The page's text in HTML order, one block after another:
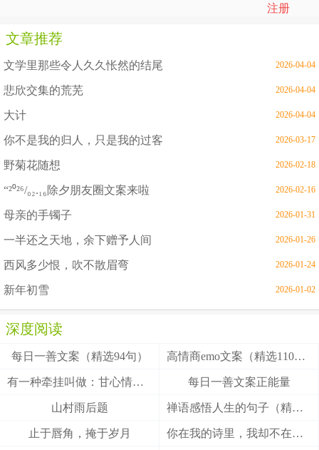
注册
文章推荐
文学里那些令人久久怅然的结尾 2026-04-04
悲欣交集的荒芜 2026-04-04
大计 2026-04-04
你不是我的归人，只是我的过客 2026-03-17
野菊花随想 2026-02-18
“²⁰²⁶/₀₂.₁₆除夕朋友圈文案来啦 2026-02-16
母亲的手镯子 2026-01-31
一半还之天地，余下赠予人间 2026-01-26
西风多少恨，吹不散眉弯 2026-01-24
新年初雪 2026-01-02
深度阅读
每日一善文案（精选94句） 高情商emo文案（精选110句）
有一种牵挂叫做：甘心情愿！ 每日一善文案正能量
山村雨后题 禅语感悟人生的句子（精选27句）
止于唇角，掩于岁月 你在我的诗里，我却不在你的梦里